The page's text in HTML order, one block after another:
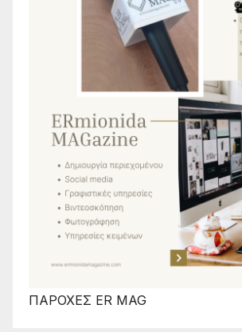
ΠΑΡΟΧΕΣ ER MAG